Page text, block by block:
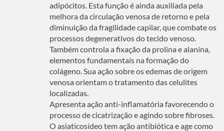
adipócitos. Esta função é ainda auxiliada pela
melhora da circulação venosa de retorno e pela
diminuição da fragilidade capilar, que combate os
processos degenerativos do tecido venoso.
Também controla a fixação da prolina e alanina,
elementos fundamentais na formação do
colágeno. Sua ação sobre os edemas de origem
venosa orientam o tratamento das celulites
localizadas.
Apresenta ação anti-inflamatória favorecendo o
processo de cicatrização e agindo sobre fibroses.
O asiaticosídeo tem ação antibiótica e age como